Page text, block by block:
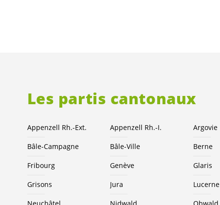
Les partis cantonaux
Appenzell Rh.-Ext. Appenzell Rh.-I. Argovie
Bâle-Campagne Bâle-Ville Berne
Fribourg Genève Glaris
Grisons Jura Lucerne